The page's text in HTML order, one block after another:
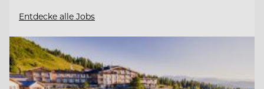
Entdecke alle Jobs